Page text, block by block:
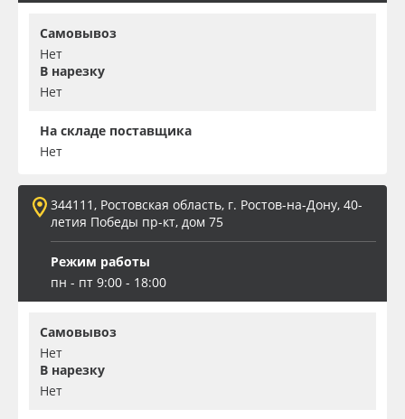
Самовывоз
Нет
В нарезку
Нет
На складе поставщика
Нет
344111, Ростовская область, г. Ростов-на-Дону, 40-
летия Победы пр-кт, дом 75
Режим работы
пн - пт 9:00 - 18:00
Самовывоз
Нет
В нарезку
Нет